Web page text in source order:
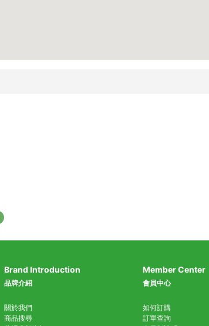
Brand Introduction
品牌介紹
關於我們
商品搜尋
Member Center
會員中心
如何訂購
訂單查詢